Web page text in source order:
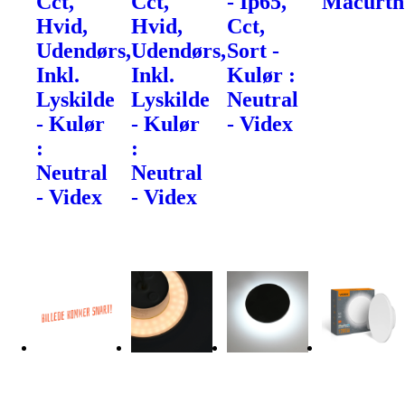
Hvid,
Udendørs,
Inkl.
Lyskilde
- Kulør
:
Neutral
- Videx
Hvid,
Udendørs,
Inkl.
Lyskilde
- Kulør
:
Neutral
- Videx
Cct,
Sort -
Kulør :
Neutral
- Videx